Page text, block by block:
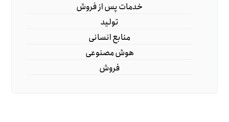
خدمات پس از فروش
تولید
منابع انسانی
هوش مصنوعی
فروش